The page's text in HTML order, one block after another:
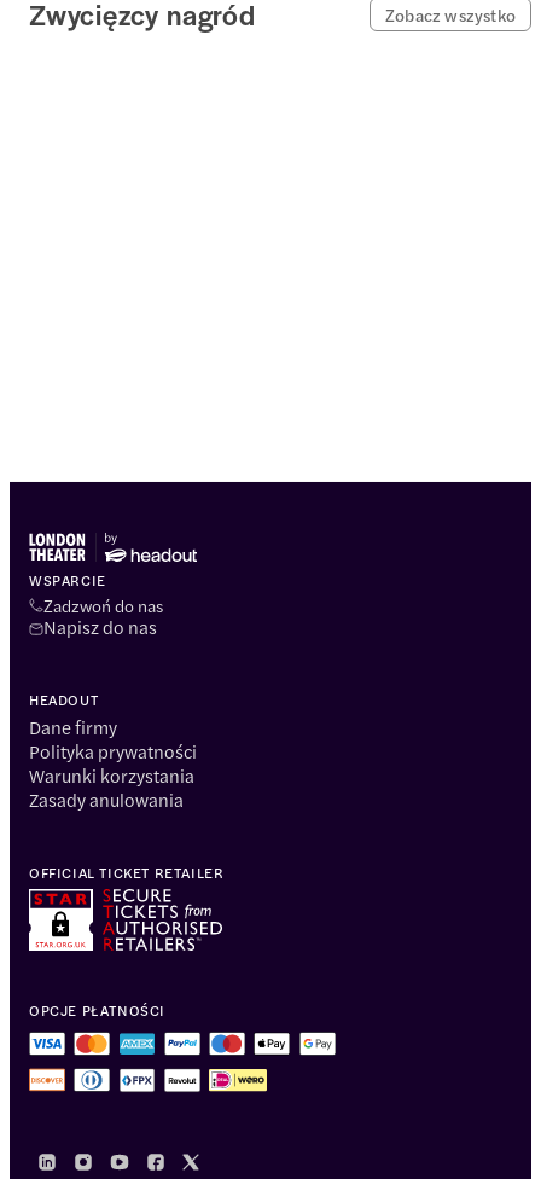
Zwycięzcy nagród Zobacz wszystko
WSPARCIE
Zadzwoń do nas
Napisz do nas
HEADOUT
Dane firmy
Polityka prywatności
Warunki korzystania
Zasady anulowania
OPCJE PŁATNOŚCI
OFFICIAL TICKET RETAILER